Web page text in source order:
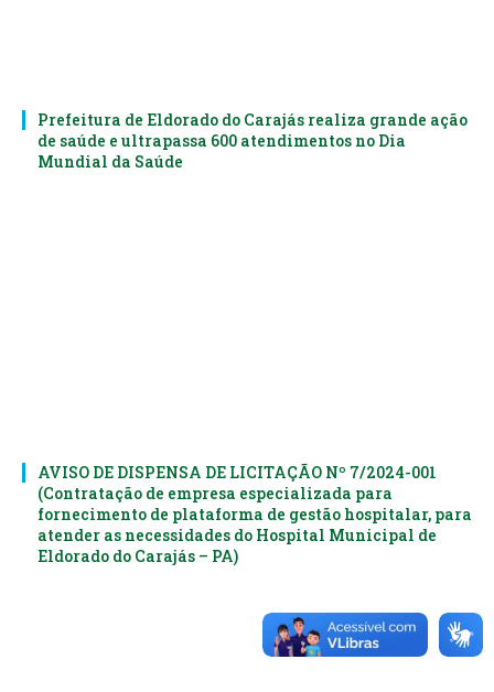
Prefeitura de Eldorado do Carajás realiza grande ação
de saúde e ultrapassa 600 atendimentos no Dia
Mundial da Saúde
AVISO DE DISPENSA DE LICITAÇÃO Nº 7/2024-001
(Contratação de empresa especializada para
fornecimento de plataforma de gestão hospitalar, para
atender as necessidades do Hospital Municipal de
Eldorado do Carajás – PA)